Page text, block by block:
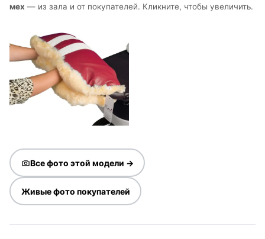
мех — из зала и от покупателей. Кликните, чтобы увеличить.
Все фото этой модели →
Живые фото покупателей